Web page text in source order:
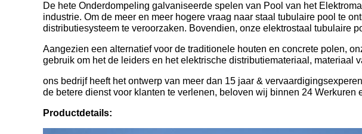
De hete Onderdompeling galvaniseerde spelen van Pool van het
industrie. Om de meer en meer hogere vraag naar staal tubulaire pool te
distributiesysteem te veroorzaken. Bovendien, onze elektrostaal tubulaire
Aangezien een alternatief voor de traditionele houten en concrete polen,
gebruik om het de leiders en het elektrische distributiemateriaal, materiaal
ons bedrijf heeft het ontwerp van meer dan 15 jaar &
de betere dienst voor klanten te verlenen, beloven wij binnen 24
Productdetails: